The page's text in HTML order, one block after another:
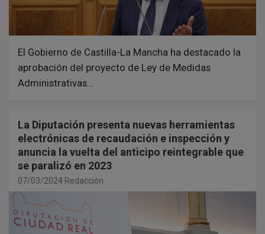
El Gobierno de Castilla-La Mancha ha destacado la
aprobación del proyecto de Ley de Medidas
Administrativas…
La Diputación presenta nuevas herramientas
electrónicas de recaudación e inspección y
anuncia la vuelta del anticipo reintegrable que
se paralizó en 2023
07/03/2024 Redacción